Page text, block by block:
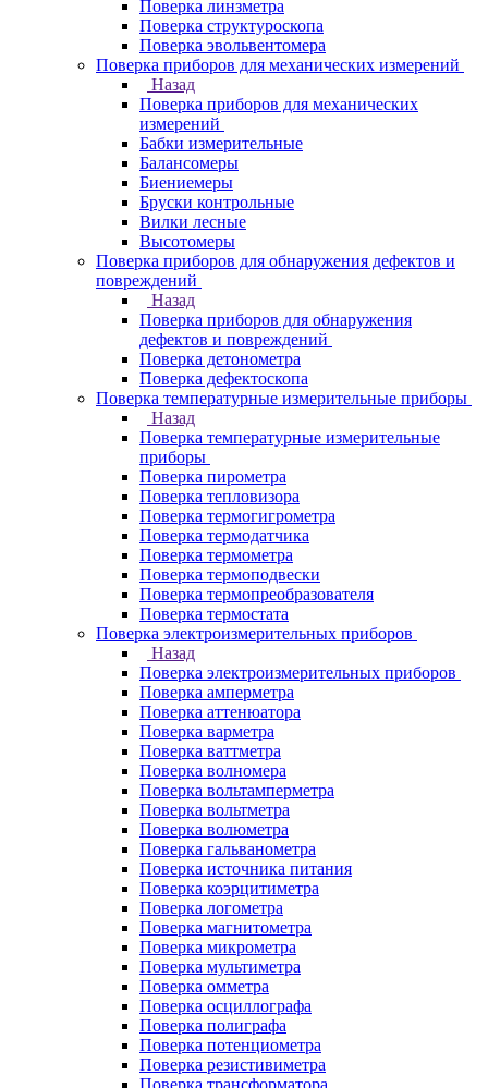
Поверка линзметра
Поверка структуроскопа
Поверка эвольвентомера
Поверка приборов для механических измерений
Назад
Поверка приборов для механических
измерений
Бабки измерительные
Балансомеры
Биениемеры
Бруски контрольные
Вилки лесные
Высотомеры
Поверка приборов для обнаружения дефектов и
повреждений
Назад
Поверка приборов для обнаружения
дефектов и повреждений
Поверка детонометра
Поверка дефектоскопа
Поверка температурные измерительные приборы
Назад
Поверка температурные измерительные
приборы
Поверка пирометра
Поверка тепловизора
Поверка термогигрометра
Поверка термодатчика
Поверка термометра
Поверка термоподвески
Поверка термопреобразователя
Поверка термостата
Поверка электроизмерительных приборов
Назад
Поверка электроизмерительных приборов
Поверка амперметра
Поверка аттенюатора
Поверка варметра
Поверка ваттметра
Поверка волномера
Поверка вольтамперметра
Поверка вольтметра
Поверка волюметра
Поверка гальванометра
Поверка источника питания
Поверка коэрцитиметра
Поверка логометра
Поверка магнитометра
Поверка микрометра
Поверка мультиметра
Поверка омметра
Поверка осциллографа
Поверка полиграфа
Поверка потенциометра
Поверка резистивиметра
Поверка трансформатора